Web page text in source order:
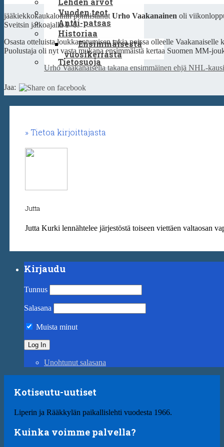
Vuoden teot
Antti-patsas
Historiaa
Ensimmäisestä
vuosikerrasta
Tietosuoja
jääkiekkokaukaloihin ponnistanut Urho Vaakanainen oli
Sveitsin jatkoajalla 1–0.
Osasta otteluista loukkaantumisen takia poissa olleelle
Puolustaja oli nyt vasta mukana ensimmäistä kertaa Suomen MM-
Urho Vaakanaisella takana ensimmäinen ehjä NHL-kausi
Jaa:
Tietoa kirjoittajasta
Jutta
Jutta Kurki lennähtelee järjestöstä toiseen viettäen valtaosan
Kirjaudu
Tunnus
Salasana
Muista minut
Unohtunut salasana
Kotiseutu-uutiset
Liperin ja Rääkkylän paikallislehti vuodesta 1966.
Kuinka voimme palvella?